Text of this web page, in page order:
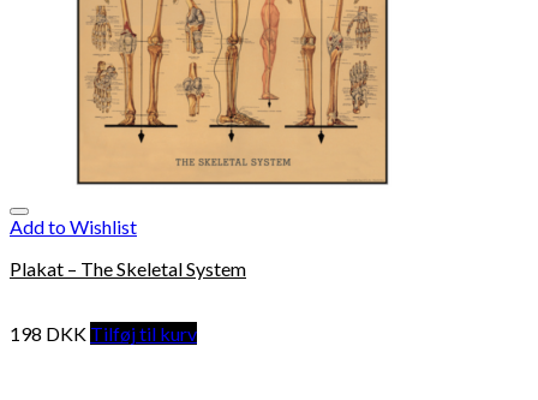
Add to Wishlist
Plakat – The Skeletal System
198 DKK Tilføj til kurv